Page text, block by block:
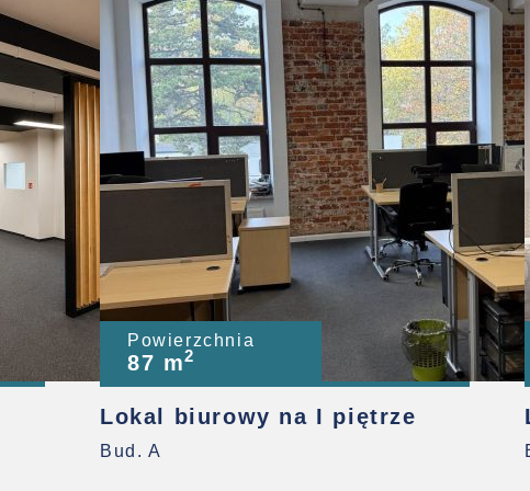
Powierzchnia
87 m2
Lokal biurowy na I piętrze
Bud. A